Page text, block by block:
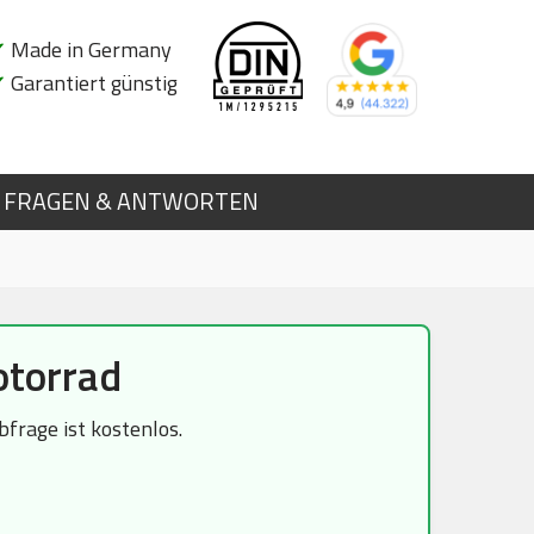
Made in Germany
Garantiert günstig
FRAGEN & ANTWORTEN
ist kostenlos.